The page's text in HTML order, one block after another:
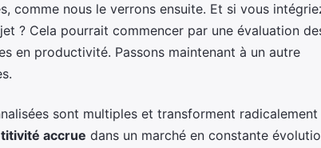
comme nous le verrons ensuite. Et si vous
? Cela pourrait commencer par une évaluation
en productivité. Passons maintenant à un autre
sont multiples et transforment radicalement
accrue dans un marché en constante